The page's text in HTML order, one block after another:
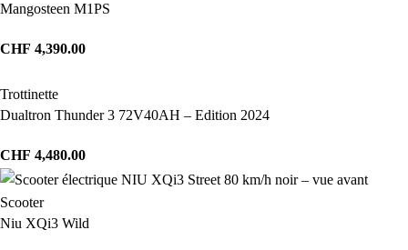
Mangosteen M1PS
CHF 4,390.00
Trottinette
Dualtron Thunder 3 72V40AH – Edition 2024
CHF 4,480.00
Scooter
Niu XQi3 Wild